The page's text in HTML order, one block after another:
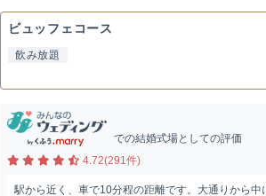
ビュッフェコース
飲み放題
での結婚式場としての評価
4.72(291件)
駅から近く、車で10分程の距離です。大通りから中